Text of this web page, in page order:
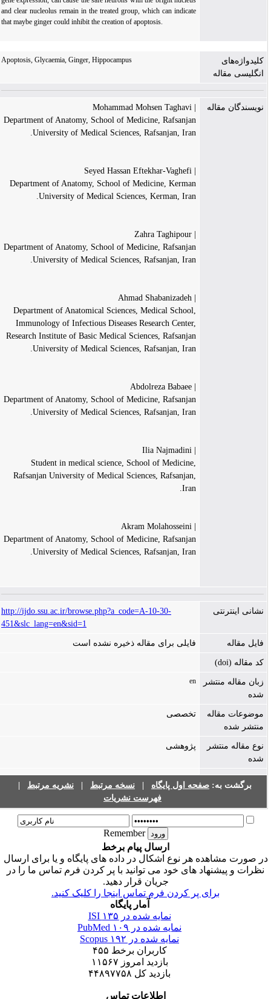
and clear nucleolus remain in the treated group, which can indicate
that maybe ginger could inhibit the creation of apoptosis.
کلیدواژه‌های
انگلیسی مقاله
Apoptosis, Glycaemia, Ginger, Hippocampus
نویسندگان مقاله
Department of Anatomy, School of Medicine, Rafsanjan
University of Medical Sciences, Rafsanjan, Iran.
Department of Anatomy, School of Medicine, Kerman
University of Medical Sciences, Kerman, Iran.
Department of Anatomy, School of Medicine, Rafsanjan
University of Medical Sciences, Rafsanjan, Iran.
Department of Anatomical Sciences, Medical School,
Immunology of Infectious Diseases Research Center,
Research Institute of Basic Medical Sciences, Rafsanjan
University of Medical Sciences, Rafsanjan, Iran.
Department of Anatomy, School of Medicine, Rafsanjan
University of Medical Sciences, Rafsanjan, Iran.
Student in medical science, School of Medicine,
Rafsanjan University of Medical Sciences, Rafsanjan,
Iran.
Department of Anatomy, School of Medicine, Rafsanjan
University of Medical Sciences, Rafsanjan, Iran.
نشانی اینترنتی
http://ijdo.ssu.ac.ir/browse.php?a_code=A-10-30-
451&slc_lang=en&sid=1
فایل مقاله فایلی برای مقاله ذخیره نشده است
کد مقاله (doi)
زبان مقاله منتشر
شده
en
موضوعات مقاله
منتشر شده
تخصصی
نوع مقاله منتشر
شده
پژوهشی
برگشت به:صفحه اول پایگاه| نسخه مرتبط| نشریه مرتبط|
فهرست نشریات
Remember
ارسال پیام برخط
صورت مشاهده هر نوع اشکال در داده های پایگاه و یا برای ارسال
نظرات و پیشنهاد های خود می توانید با پر کردن فرم تماس ما را در
جریان قرار دهید.
برای پر کردن فرم تماس اینجا را کلیک کنید.
آمار پایگاه
نمایه شده در ISI۱۳۵
نمایه شده در PubMed۱۰۹
نمایه شده در Scopus۱۹۲
کاربران برخط۴۵۵
بازدید امروز۱۱۵۶۷
بازدید کل ۴۴۸۹۷۷۵۸
اطلاعات تماس